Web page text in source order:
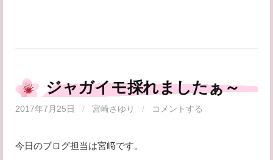
ジャガイモ採れましたぁ～
2017年7月25日 / 宮崎さゆり / コメントする
今日のブログ担当は宮﨑です。